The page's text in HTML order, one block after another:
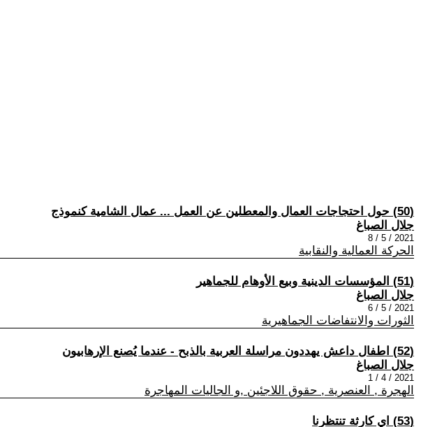
(50) حول احتجاجات العمال والمعطلين عن العمل ... عمال الشامية كنموذج
جلال الصباغ
2021 / 5 / 8
الحركة العمالية والنقابية
(51) المؤسسات الدينية وبيع الأوهام للجماهير
جلال الصباغ
2021 / 5 / 6
الثورات والانتفاضات الجماهيرية
(52) اطفال داعش يهددون مراسلة العربية بالذبح - عندما يُصنع الإرهابيون
جلال الصباغ
2021 / 4 / 1
الهجرة , العنصرية , حقوق اللاجئين ,و الجاليات المهاجرة
(53) اي كارثة تنتظرنا